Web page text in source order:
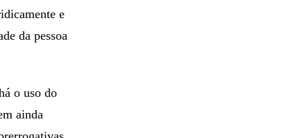
e
da pessoa
o uso do
ainda